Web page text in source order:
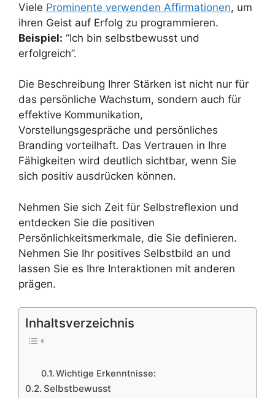
Viele Prominente verwenden Affirmationen, um
ihren Geist auf Erfolg zu programmieren.
Beispiel: “Ich bin selbstbewusst und
erfolgreich”.
Die Beschreibung Ihrer Stärken ist nicht nur für
das persönliche Wachstum, sondern auch für
effektive Kommunikation,
Vorstellungsgespräche und persönliches
Branding vorteilhaft. Das Vertrauen in Ihre
Fähigkeiten wird deutlich sichtbar, wenn Sie
sich positiv ausdrücken können.
Nehmen Sie sich Zeit für Selbstreflexion und
entdecken Sie die positiven
Persönlichkeitsmerkmale, die Sie definieren.
Nehmen Sie Ihr positives Selbstbild an und
lassen Sie es Ihre Interaktionen mit anderen
prägen.
Inhaltsverzeichnis
Wichtige Erkenntnisse:
Selbstbewusst